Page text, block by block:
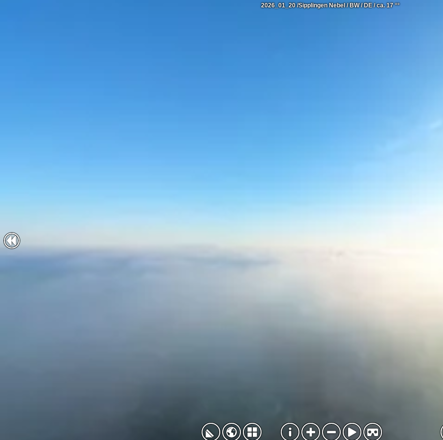
2026_01_20 /Sipplingen Nebel / BW / DE / ca. 17 °°